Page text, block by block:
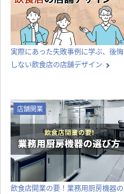
実際にあった失敗事例に学ぶ、後悔
しない飲食店の店舗デザイン
店舗開業
飲食店開業の要！業務用厨房機器の